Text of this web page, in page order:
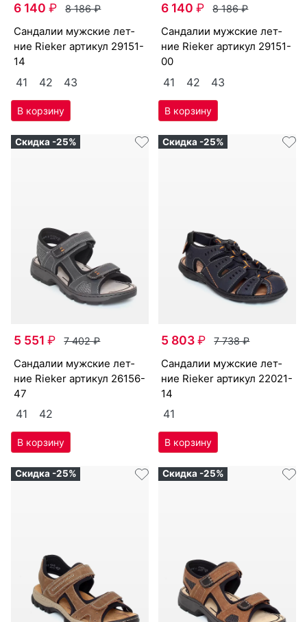
6 140₽ 8 186₽
сан­да­лии мужс­кие лет­
ние Ri­eker артикул 29151-
14
41 42 43
6 140₽ 8 186₽
сан­да­лии мужс­кие лет­
ние Ri­eker артикул 29151-
00
41 42 43
Скидка -25%
5 551₽ 7 402₽
сан­да­лии мужс­кие лет­
ние Ri­eker артикул 26156-
47
41 42
Скидка -25%
5 803₽ 7 738₽
сан­да­лии мужс­кие лет­
ние Ri­eker артикул 22021-
14
41
Скидка -25% Скидка -25%